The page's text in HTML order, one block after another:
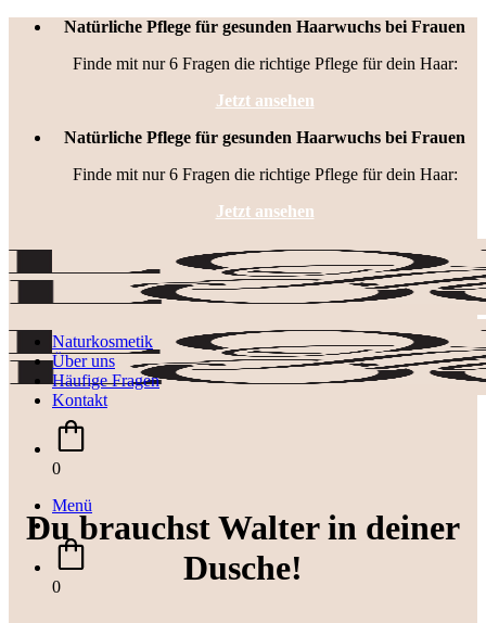
Zum
Natürliche Pflege für gesunden Haarwuchs bei Frauen
Finde mit nur 6 Fragen die richtige Pflege für dein Haar:
Jetzt ansehen
Natürliche Pflege für gesunden Haarwuchs bei Frauen
Finde mit nur 6 Fragen die richtige Pflege für dein Haar:
Jetzt ansehen
0
Menü
0
Naturkosmetik
Über uns
Häufige Fragen
Kontakt
Du brauchst Walter in deiner
Dusche!